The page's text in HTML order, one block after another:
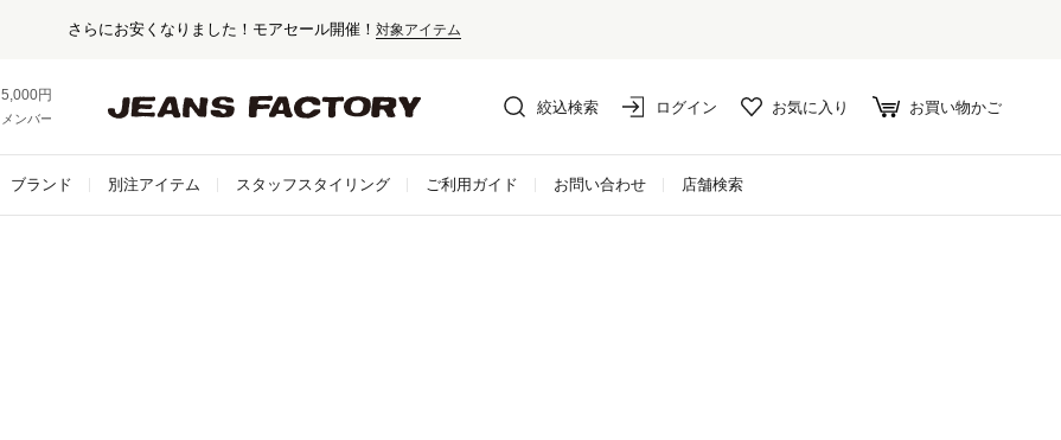
さらにお安くなりました！モアセール開催！ 対象アイテム
5,000円以上お買い上げで送料無料！
メンバー登録でお得な情報をゲット。さらに詳しく
絞込検索 ログイン お気に入り お買い物かご
ブランド 別注アイテム スタッフスタイリング ご利用ガイド お問い合わせ 店舗検索